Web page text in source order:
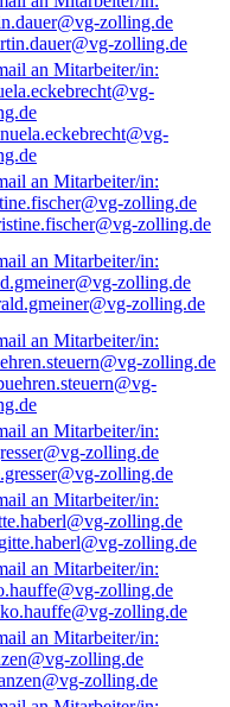
zolling.de
zolling.de
zolling.de
zolling.de
zolling.de
zolling.de
zolling.de